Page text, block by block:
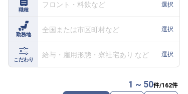
ご利用の流れ
よくある質問
ホテル・宿泊業界情報コラム
職種
フロント・料飲など 選択
勤務地
全国または市区町村など 選択
こだわり
給与・雇用形態・寮社宅あり など 選択
1 ~ 50件/162件